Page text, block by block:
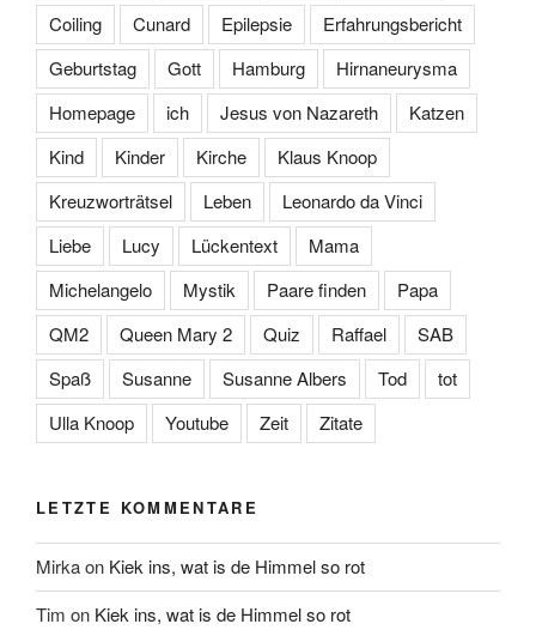
Coiling
Cunard Epilepsie
Erfahrungsbericht
Geburtstag
Gott Hamburg
Hirnaneurysma
Homepage
ich Jesus von Nazareth
Katzen
Kind
Kinder Kirche
Klaus Knoop
Kreuzworträtsel
Leben
Leonardo da Vinci
Liebe
Lucy Lückentext
Mama
Michelangelo
Mystik Paare finden
Papa
QM2
Queen Mary 2 Quiz Raffael
SAB
Spaß
Susanne Susanne Albers Tod
tot
Ulla Knoop
Youtube Zeit Zitate
LETZTE KOMMENTARE
Mirkaon Kiek ins, wat is de Himmel so rot
Tim on Kiek ins, wat is de Himmel so rot